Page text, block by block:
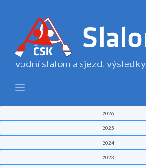
vodní slalom a sjezd:
2026
2025
2024
2023